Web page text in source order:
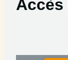
Accès